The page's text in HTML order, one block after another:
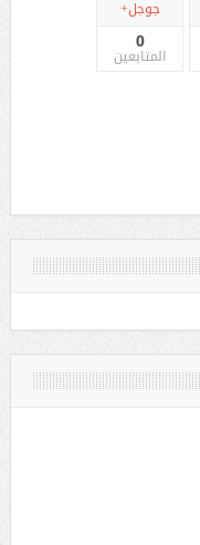
جوجل+
0
المتابعين